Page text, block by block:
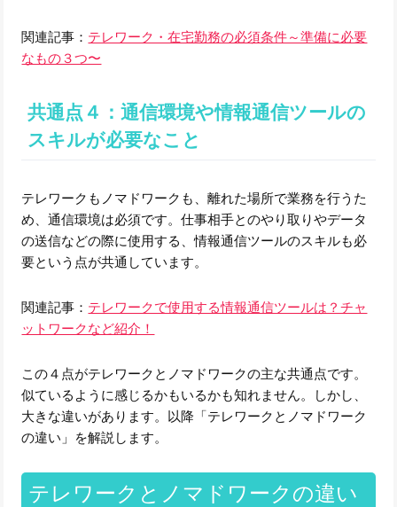
関連記事： テレワーク・在宅勤務の必須条件～準備に必要
なもの３つ〜
共通点４：通信環境や情報通信ツールの
スキルが必要なこと
テレワークもノマドワークも、離れた場所で業務を行うた
め、通信環境は必須です。仕事相手とのやり取りやデータ
の送信などの際に使用する、情報通信ツールのスキルも必
要という点が共通しています。
関連記事： テレワークで使用する情報通信ツールは？チャ
ットワークなど紹介！
この４点がテレワークとノマドワークの主な共通点です。
似ているように感じるかもいるかも知れません。しかし、
大きな違いがあります。以降「テレワークとノマドワーク
の違い」を解説します。
テレワークとノマドワークの違い